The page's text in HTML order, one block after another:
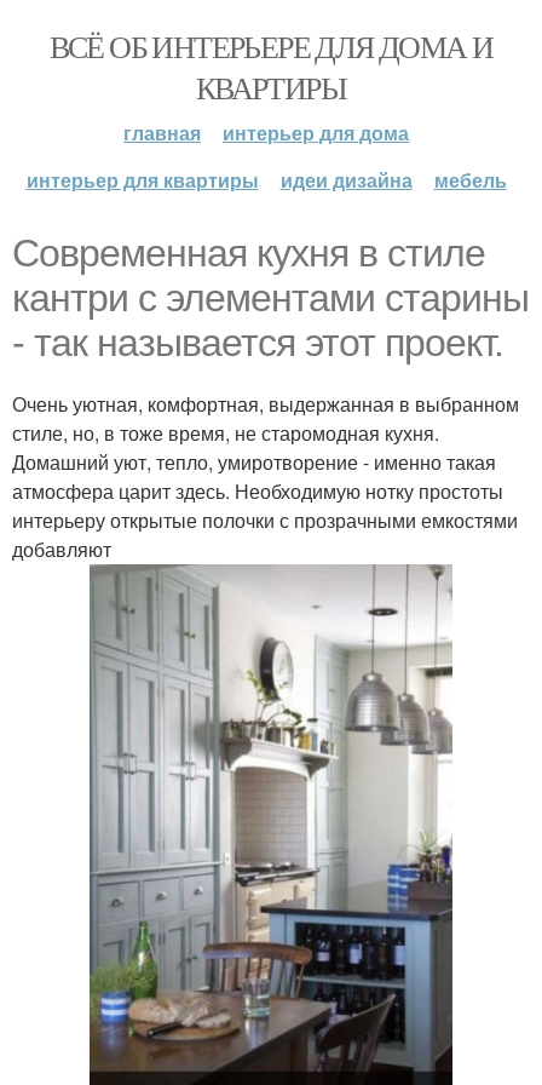
ВСЁ ОБ ИНТЕРЬЕРЕ ДЛЯ ДОМА И
КВАРТИРЫ
главная
интерьер для дома
интерьер для квартиры
идеи дизайна мебель
Современная кухня в стиле
кантри с элементами старины
- так называется этот проект.
Очень уютная, комфортная, выдержанная в выбранном
стиле, но, в тоже время, не старомодная кухня.
Домашний уют, тепло, умиротворение - именно такая
атмосфера царит здесь. Необходимую нотку простоты
интерьеру открытые полочки с прозрачными емкостями
добавляют